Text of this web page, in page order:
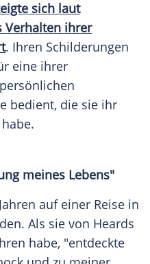
sich laut
Verhalten ihrer
. Ihren Schilderungen
eine ihrer
bedient, die sie ihr
meines Lebens"
auf einer Reise in
Als sie von Heards
habe, "entdeckte